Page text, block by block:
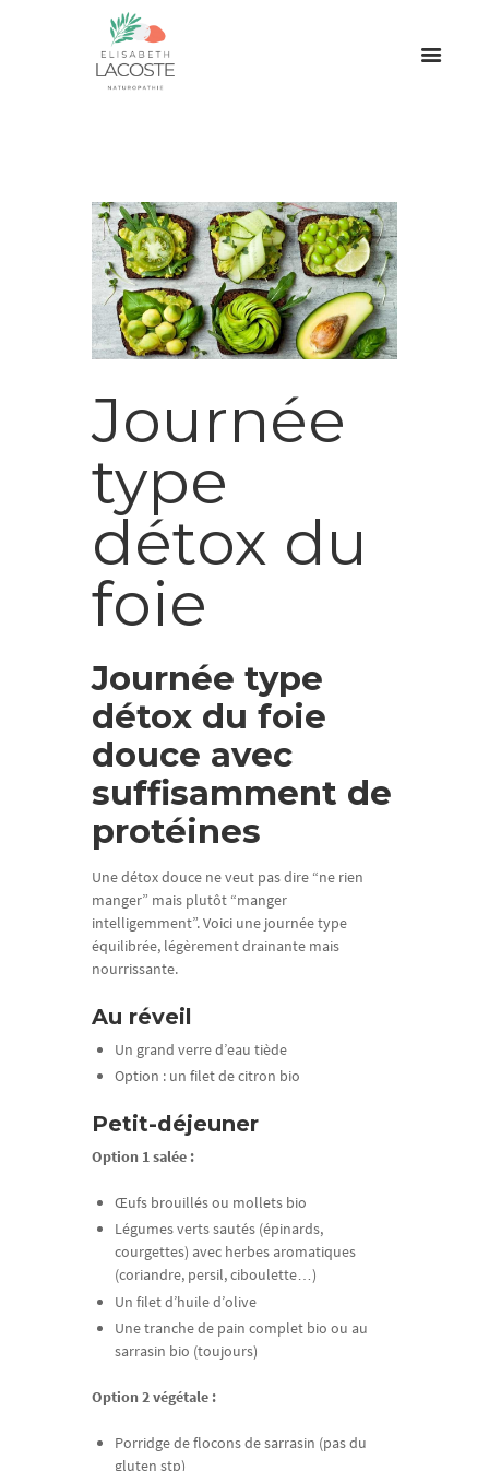
Journée
type
détox du
foie
Journée type
détox du foie
douce avec
suffisamment de
protéines
Une détox douce ne veut pas dire “ne rien
manger” mais plutôt “manger
intelligemment”. Voici une journée type
équilibrée, légèrement drainante mais
nourrissante.
Au réveil
Un grand verre d’eau tiède
Option : un filet de citron bio
Petit-déjeuner
Option 1 salée :
Œufs brouillés ou mollets bio
Légumes verts sautés (épinards,
courgettes) avec herbes aromatiques
(coriandre, persil, ciboulette…)
Un filet d’huile d’olive
Une tranche de pain complet bio ou au
sarrasin bio (toujours)
Option 2 végétale :
Porridge de flocons de sarrasin (pas du
gluten stp)